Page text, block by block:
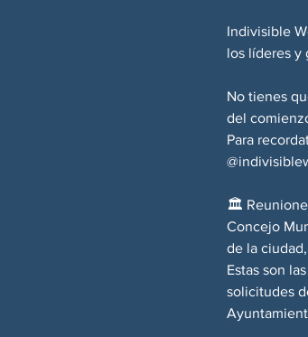
Indivisible
los líderes y
No tienes
del
Para
🏛️
Concejo
de la
Estas son
solicitudes